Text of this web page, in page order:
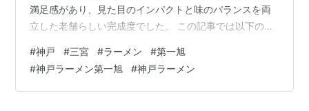
満足感があり、見た目のインパクトと味のバランスを両
立した老舗らしい完成度でした。 この記事では以下の内
ーム感） 比較商品とのコスパ評価 ネットの口コミと実際
に食べた感想の違い 40代目線での胃もたれ評価と回避ガ
イド 店舗情報・営業時間と再訪する価値があるか 神戸・
#神戸 #三宮 #ラーメン #第一旭
#神戸ラーメン第一旭 #神戸ラーメン